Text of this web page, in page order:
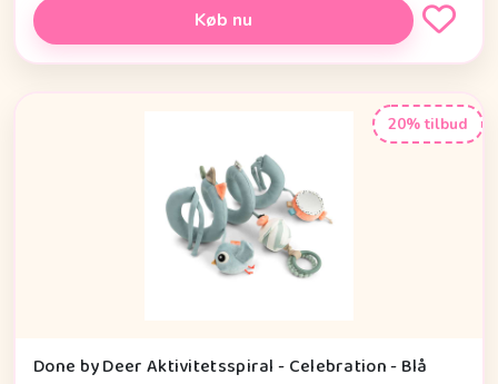
Køb nu
20% tilbud
Done by Deer Aktivitetsspiral - Celebration - Blå